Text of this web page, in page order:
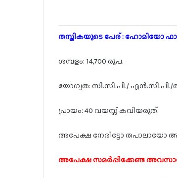
തസ്തികയുടെ പേര് : ഹോമിയോ
ശമ്പളം: 14,700 രൂപ.
യോഗ്യത: സി.സി.പി./ എൻ.സി.പി./
പ്രായം: 40 വയസ്സ് കവിയരുത്.
അപേക്ഷ നേരിട്ടോ തപാലായോ
അപേക്ഷ സമർപ്പിക്കേണ്ട